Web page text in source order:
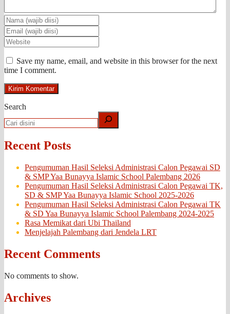
Save my name, email, and website in this browser for the next
time I comment.
Search
Recent Posts
Pengumuman Hasil Seleksi Administrasi Calon Pegawai SD
& SMP Yaa Bunayya Islamic School Palembang 2026
Pengumuman Hasil Seleksi Administrasi Calon Pegawai TK,
SD & SMP Yaa Bunayya Islamic School 2025-2026
Pengumuman Hasil Seleksi Administrasi Calon Pegawai TK
& SD Yaa Bunayya Islamic School Palembang 2024-2025
Rasa Memikat dari Ubi Thailand
Menjelajah Palembang dari Jendela LRT
Recent Comments
No comments to show.
Archives